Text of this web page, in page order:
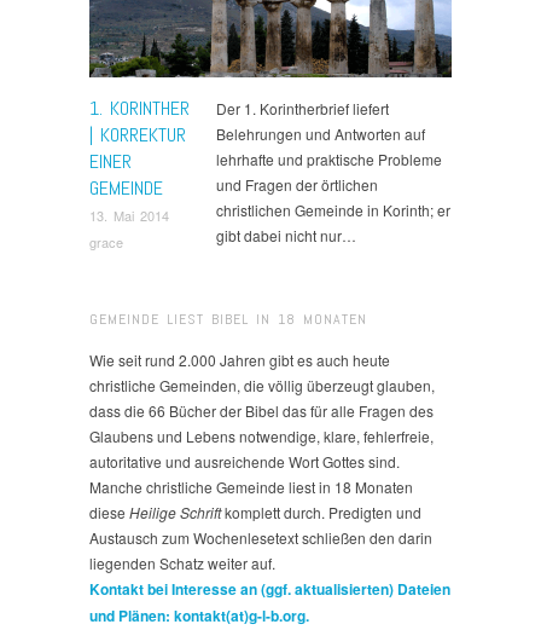
1. KORINTHER
| KORREKTUR
EINER
GEMEINDE
13. Mai 2014
grace
Der 1. Korintherbrief liefert
Belehrungen und Antworten auf
lehrhafte und praktische Probleme
und Fragen der örtlichen
christlichen Gemeinde in Korinth; er
gibt dabei nicht nur…
GEMEINDE LIEST BIBEL IN 18 MONATEN
Wie seit rund 2.000 Jahren gibt es auch heute
christliche Gemeinden, die völlig überzeugt glauben,
dass die 66 Bücher der Bibel das für alle Fragen des
Glaubens und Lebens notwendige, klare, fehlerfreie,
autoritative und ausreichende Wort Gottes sind.
Manche christliche Gemeinde liest in 18 Monaten
diese Heilige Schriftkomplett durch. Predigten und
Austausch zum Wochenlesetext schließen den darin
liegenden Schatz weiter auf.
Kontakt bei Interesse an (ggf. aktualisierten) Dateien
und Plänen: kontakt(at)g-l-b.org.